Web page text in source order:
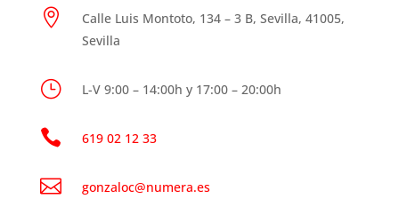

Calle Luis Montoto, 134 – 3 B, Sevilla, 41005,
Sevilla
} L-V 9:00 – 14:00h y 17:00 – 20:00h
 619 02 12 33
 gonzaloc@numera.es